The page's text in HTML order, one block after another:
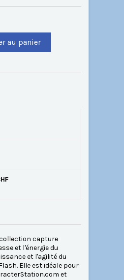
au panier
collection capture
et l'énergie du
et l'agilité du
Elle est idéale pour
et